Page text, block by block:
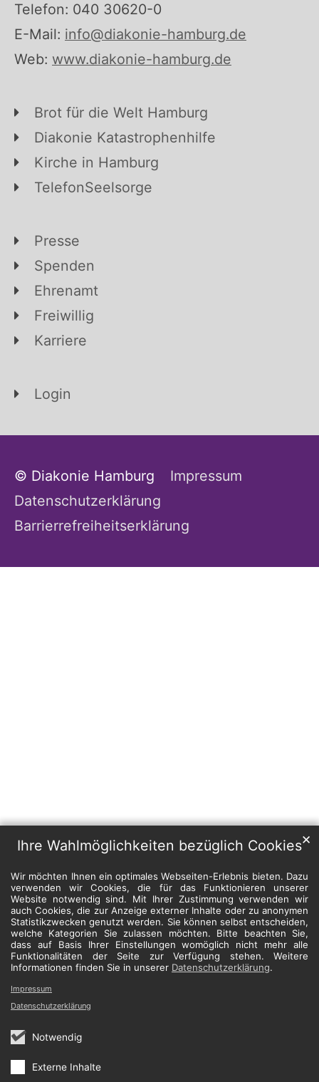
Ihre Wahlmöglichkeiten bezüglich Cookies
Wir möchten Ihnen ein optimales Webseiten-Erlebnis bieten. Dazu
verwenden wir Cookies, die für das Funktionieren unserer
Website notwendig sind. Mit Ihrer Zustimmung verwenden wir
auch Cookies, die zur Anzeige externer Inhalte oder zu anonymen
Statistikzwecken genutzt werden. Sie können selbst entscheiden,
welche Kategorien Sie zulassen möchten. Bitte beachten Sie,
dass auf Basis Ihrer Einstellungen womöglich nicht mehr alle
Funktionalitäten der Seite zur Verfügung stehen. Weitere
Informationen finden Sie in unserer Datenschutzerklärung.
Notwendig
Externe Inhalte
✕
Impressum
Datenschutzerklärung
Telefon: 040 30620-0
E-Mail: info@diakonie-hamburg.de
Web: www.diakonie-hamburg.de
Brot für die Welt Hamburg
Diakonie Katastrophenhilfe
Kirche in Hamburg
TelefonSeelsorge
Presse
Spenden
Ehrenamt
Freiwillig
Karriere
Login
© Diakonie Hamburg
Impressum
Datenschutzerklärung
Barrierrefreiheitserklärung